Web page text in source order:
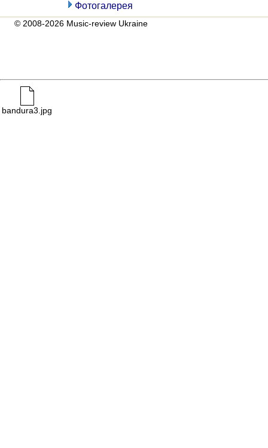
Фотогалерея
© 2008-2026 Music-review Ukraine
bandura3.jpg